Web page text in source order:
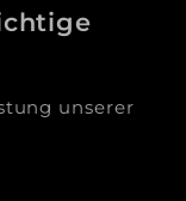
unserer